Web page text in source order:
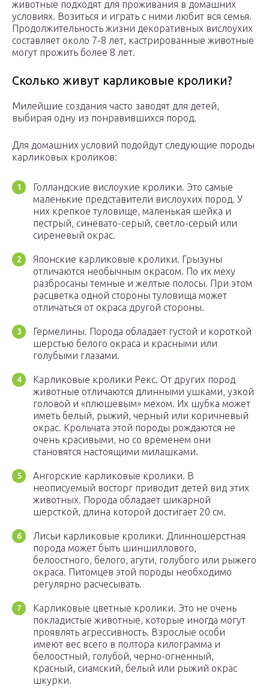
животные подходят для проживания в домашних
условиях. Возиться и играть с ними любит вся семья.
Продолжительность жизни декоративных вислоухих
составляет около 7-8 лет, кастрированные животные
могут прожить более 8 лет.
Сколько живут карликовые кролики?
Милейшие создания часто заводят для детей,
выбирая одну из понравившихся пород.
Для домашних условий подойдут следующие породы
карликовых кроликов:
Голландские вислоухие кролики. Это самые
маленькие представители вислоухих пород. У
них крепкое туловище, маленькая шейка и
пестрый, синевато-серый, светло-серый или
сиреневый окрас.
Японские карликовые кролики. Грызуны
отличаются необычным окрасом. По их меху
разбросаны темные и желтые полосы. При этом
расцветка одной стороны туловища может
отличаться от окраса другой стороны.
Гермелины. Порода обладает густой и короткой
шерстью белого окраса и красными или
голубыми глазами.
Карликовые кролики Рекс. От других пород
животные отличаются длинными ушками, узкой
головой и «плюшевым» мехом. Их шубка может
иметь белый, рыжий, черный или коричневый
окрас. Крольчата этой породы рождаются не
очень красивыми, но со временем они
становятся настоящими милашками.
Ангорские карликовые кролики. В
неописуемый восторг приводит детей вид этих
животных. Порода обладает шикарной
шерсткой, длина которой достигает 20 см.
Лисьи карликовые кролики. Длинношерстная
порода может быть шиншиллового,
белоостного, белого, агути, голубого или рыжего
окраса. Питомцев этой породы необходимо
регулярно расчесывать.
Карликовые цветные кролики. Это не очень
покладистые животные, которые иногда могут
проявлять агрессивность. Взрослые особи
имеют вес всего в полтора килограмма и
белоостный, голубой, черно-огненный,
красный, сиамский, белый или рыжий окрас
шкурки.